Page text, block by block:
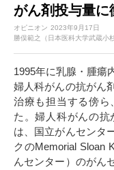
がん剤投与量に
オピニオン 2023年9月17日
勝俣範之（日本医科大学武蔵小
1995年に乳腺・腫瘍
婦人科がんの抗がん
治療も担当する傍ら
た。婦人科がんの
は、国立がんセンタ
クのMemorial Sloan
んセンター）のがん